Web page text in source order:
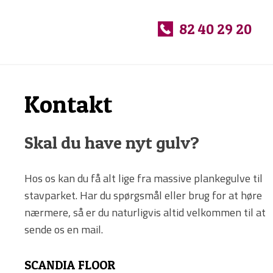
82 40 29 20
Se vores udvalg af
Kontakt​
Skal du have nyt gulv?
Hos os kan du få alt lige fra massive plankegulve til
stavparket. Har du spørgsmål eller brug for at høre
nærmere, så er du naturligvis altid velkommen til at
sende os en mail.
SCANDIA FLOOR